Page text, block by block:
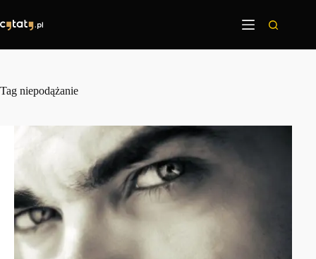
treści
Tag niepodążanie